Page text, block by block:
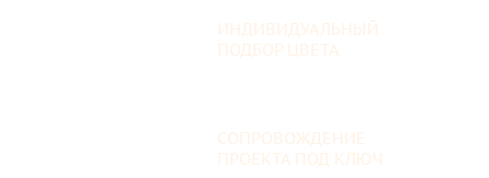
ИНДИВИДУАЛЬНЫЙ
ПОДБОР ЦВЕТА
СОПРОВОЖДЕНИЕ
ПРОЕКТА ПОД КЛЮЧ